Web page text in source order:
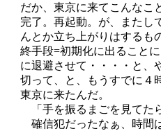
だか、東京に来てこんなこ
完了。再起動。が、またし
んとか立ち上がりはするも
終手段=初期化に出ること
に退避させて・・・・と、
切って、と、もうすでに４
東京に来たんだ。
「手を振るまごを見てた
確信犯だったなぁ、時間